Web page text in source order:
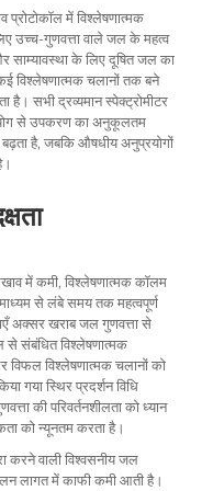
प्रोटोकॉल में विश्लेषणात्मक
उच्च-गुणवत्ता वाले जल के महत्व
साम्यावस्था के लिए दूषित जल का
विश्लेषणात्मक चलानों तक बने
है। सभी द्रव्यमान स्पेक्ट्रोमीटर
से उपकरण का अनुकूलतम
है, जबकि औषधीय अनुप्रयोगों
में कमी, विश्लेषणात्मक कॉलम
से लंबे समय तक महत्वपूर्ण
अक्सर खराब जल गुणवत्ता से
से संबंधित विश्लेषणात्मक
विफल विश्लेषणात्मक चलानों को
गया स्थिर प्रदर्शन विधि
की परिवर्तनशीलता को ध्यान
को न्यूनतम करता है।
करने वाली विश्वसनीय जल
लागत में काफी कमी आती है।